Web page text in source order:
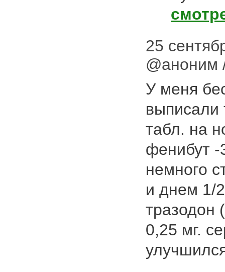
25
@аноним
У меня
выписали
табл. на
фенибут -
немного
и днем 1/
тразодон (
0,25 мг.